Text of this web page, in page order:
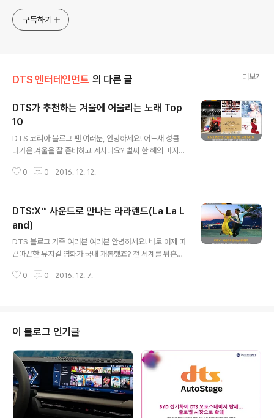
구독하기
DTS 엔터테인먼트 의 다른 글 더보기
DTS가 추천하는 겨울에 어울리는 노래 Top
10
DTS 코리아 블로그 팬 여러분, 안녕하세요! 어느새 성큼
다가온 겨울을 잘 준비하고 계시나요? 벌써 한 해의 마지막
올 한 해도 여러분들께 좋은 일이 많으셨기를 기원합니다.
보실까요? 첫 번째 노래는 '크리스마스 캐롤'하면 누구나
가장 먼저 떠올릴 머라이어 캐리의 'All I Want for Christ
mas Is You'입니다. 이 곡은 1994년에 발매된 4집 ‘Mer
ry Christmas’에 수록되어 20년이 넘도록 꾸준한 사랑
드 홀리데이 노래 1위에 등극했고, 총 ..
0 0 2016. 12. 12.
DTS:X™ 사운드로 만나는 라라랜드(La La L
and)
DTS 블로그 가족 여러분 여러분 안녕하세요! 바로 어제 따
끈따끈한 뮤지컬 영화가 국내 개봉했죠? 전 세계를 뒤흔든
X™ 사운드로 개봉합니다. 개봉 전부터 아름다운 노래, 재
원 극장에서는 실감나는 DTS:X™ 사운드로 영화를 즐기실
수 있습니다.벌써부터 기대되는 영화 라라랜드의 메인 예
고편 영상을 먼저 살펴 볼까요? 영상 출처 : Youtube / @
YES24 MOVIE 라라랜드는 재즈 피아니스트인 세바스찬
과 배우 지망생인 미아가 만나 서로의 무대를 함께 채워나
가는 ..
0 0 2016. 12. 7.
이 블로그 인기글